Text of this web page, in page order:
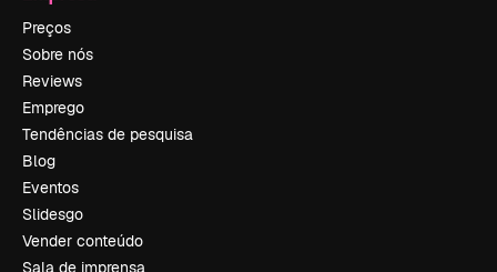
Preços
Sobre nós
Reviews
Emprego
Tendências de pesquisa
Blog
Eventos
Slidesgo
Vender conteúdo
Sala de imprensa